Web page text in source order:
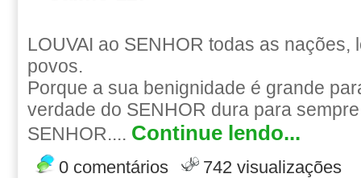
LOUVAI ao SENHOR todas as nações,
povos.
Porque a sua benignidade é grande
verdade do SENHOR dura para
SENHOR.... Continue lendo...
0 comentários 742 visualizações